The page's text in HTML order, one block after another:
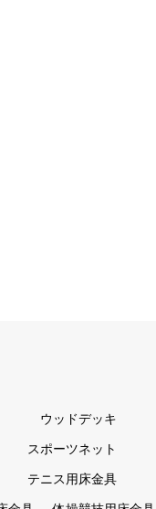
ウッドデッキ
スポーツネット
テニス用床金具